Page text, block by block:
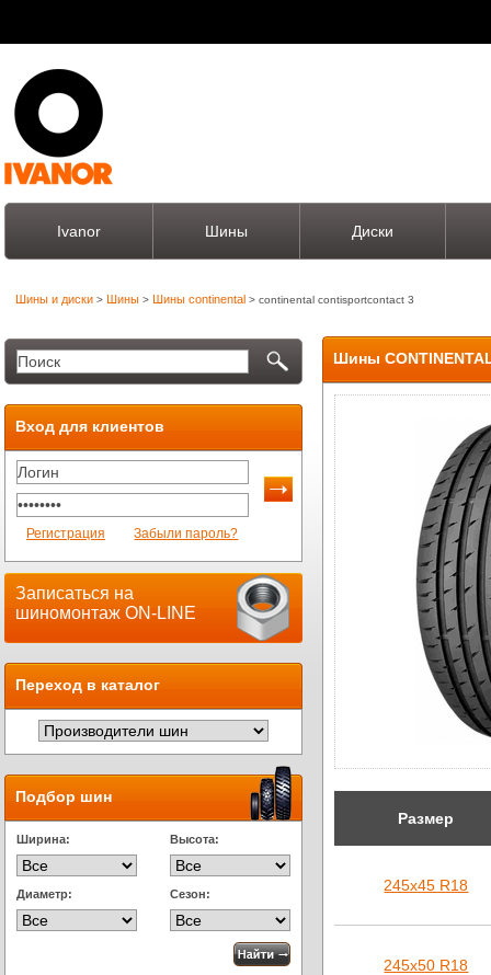
Ivanor Шины Диски
Шины и диски > Шины > Шины continental > continental contisportcontact 3
Вход для клиентов
Регистрация Забыли пароль?
Записаться на
шиномонтаж ON-LINE
Переход в каталог
Подбор шин
Ширина: Высота:
Диаметр: Сезон:
Шины
Размер
245х45 R18
245х50 R18